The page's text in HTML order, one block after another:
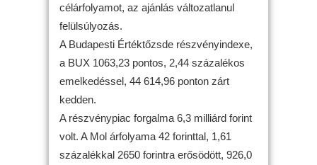
célárfolyamot, az ajánlás változatlanul
felülsúlyozás.
A Budapesti Értéktőzsde részvényindexe,
a BUX 1063,23 pontos, 2,44 százalékos
emelkedéssel, 44 614,96 ponton zárt
kedden.
A részvénypiac forgalma 6,3 milliárd forint
volt. A Mol árfolyama 42 forinttal, 1,61
százalékkal 2650 forintra erősödött, 926,0